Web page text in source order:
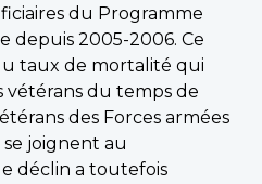
du Programme
depuis 2005-2006. Ce
taux de mortalité qui
vétérans du temps de
des Forces armées
se joignent au
déclin a toutefois